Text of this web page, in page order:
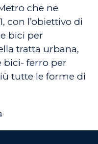
che ne
con l’obiettivo di
bici per
tratta urbana,
bici- ferro per
tutte le forme di